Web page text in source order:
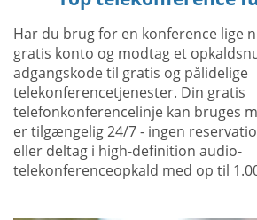
Har du brug for en konference lige
gratis konto og modtag et
adgangskode til gratis og pålidelige
telekonferencetjenester. Din gratis
telefonkonferencelinje kan bruges
er tilgængelig 24/7 - ingen
eller deltag i high-definition audio-
telekonferenceopkald med op til